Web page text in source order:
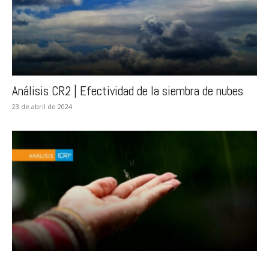
Análisis CR2 | Efectividad de la siembra de nubes
23 de abril de 2024